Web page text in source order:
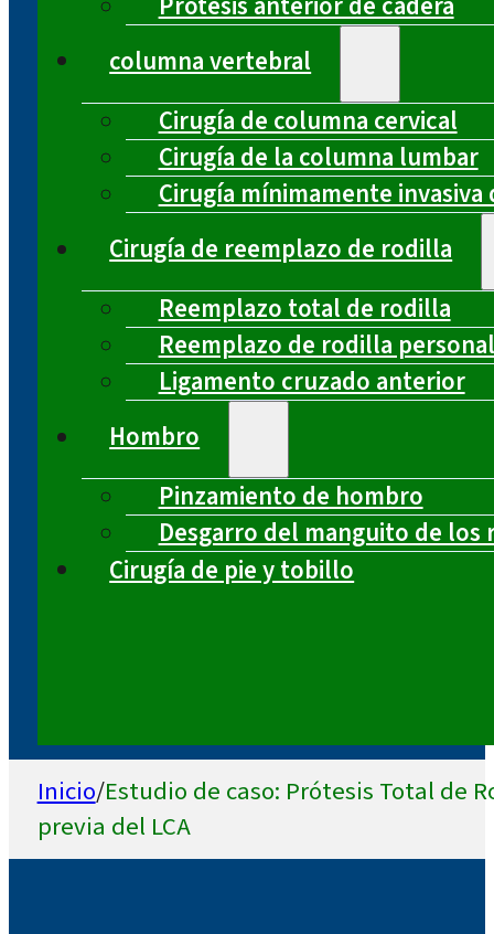
columna vertebral
Cirugía de columna cervical
Cirugía de la columna lumbar
Cirugía mínimamente
Cirugía de reemplazo de rodilla
Reemplazo total de rodilla
Reemplazo de rodilla
Ligamento cruzado anterior
Hombro
Pinzamiento de hombro
Desgarro del manguito de los
Cirugía de pie y tobillo
Inicio/Estudio de caso: Prótesis Total de
previa del LCA